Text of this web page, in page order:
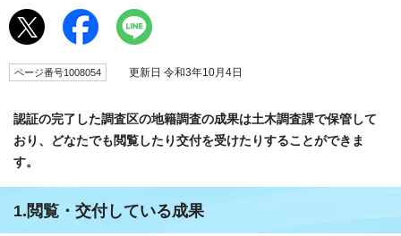
ページ番号1008054 更新日 令和3年10月4日
認証の完了した調査区の地籍調査の成果は土木調査課で保管して
おり、どなたでも閲覧したり交付を受けたりすることができま
す。
1.閲覧・交付している成果